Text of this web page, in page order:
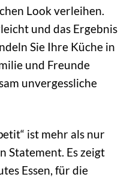
Look verleihen.
und das Ergebnis
Sie Ihre Küche in
und Freunde
unvergessliche
ist mehr als nur
Statement. Es zeigt
Essen, für die